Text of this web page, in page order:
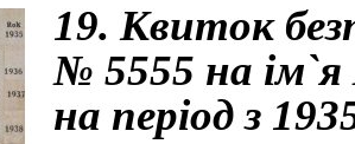
19. Квиток
№ 5555 на ім`я
на період з